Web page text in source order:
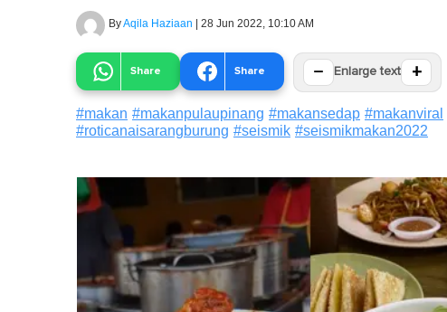
ByAqila Haziaan | 28 Jun 2022, 10:10 AM
Share Share − Enlarge text +
#makan #makanpulaupinang #makansedap #makanviral
#roticanaisarangburung #seismik #seismikmakan2022